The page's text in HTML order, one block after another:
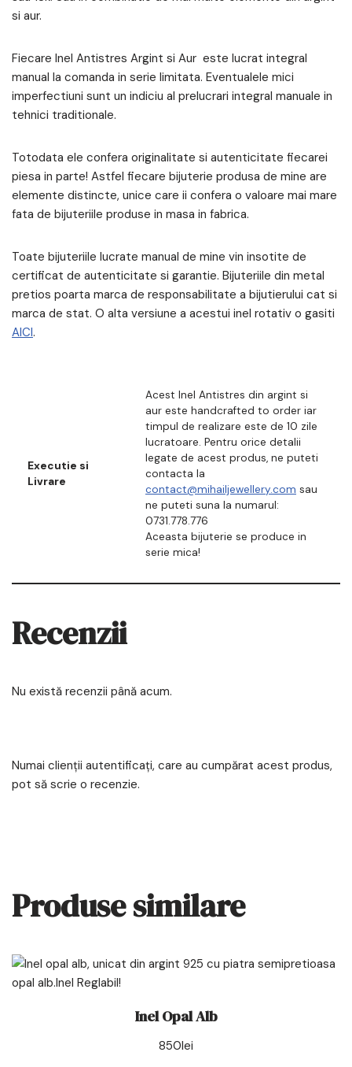
si aur.
Fiecare Inel Antistres Argint si Aur este lucrat integral
manual la comanda in serie limitata. Eventualele mici
imperfectiuni sunt un indiciu al prelucrari integral manuale in
tehnici traditionale.
Totodata ele confera originalitate si autenticitate fiecarei
piesa in parte! Astfel fiecare bijuterie produsa de mine are
elemente distincte, unice care ii confera o valoare mai mare
fata de bijuteriile produse in masa in fabrica.
Toate bijuteriile lucrate manual de mine vin insotite de
certificat de autenticitate si garantie. Bijuteriile din metal
pretios poarta marca de responsabilitate a bijutierului cat si
marca de stat. O alta versiune a acestui inel rotativ o gasiti
AICI.
Executie si
Livrare
Acest Inel Antistres din argint si
aur este handcrafted to order iar
timpul de realizare este de 10 zile
lucratoare. Pentru orice detalii
legate de acest produs, ne puteti
contacta la
contact@mihailjewellery.com sau
ne puteti suna la numarul:
0731.778.776
Aceasta bijuterie se produce in
serie mica!
Recenzii
Nu există recenzii până acum.
Numai clienții autentificați, care au cumpărat acest produs,
pot să scrie o recenzie.
Produse similare
Inel Opal Alb
850lei